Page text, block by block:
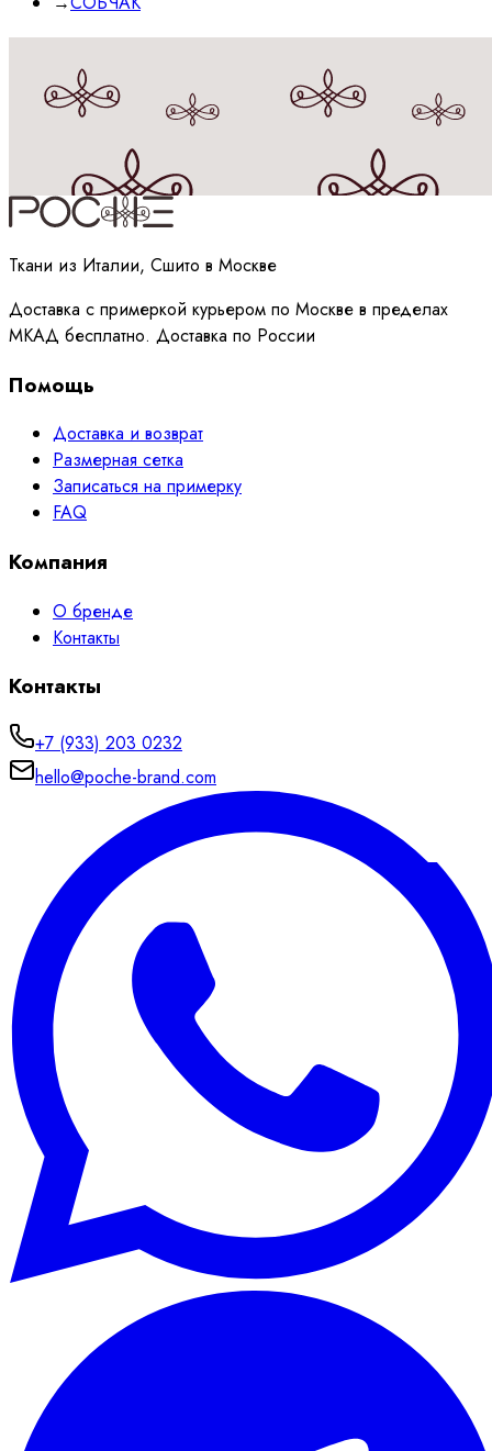
Принимаюполитикуобработки данных
Ткани из Италии, Сшито в Москве
Доставка с примеркой курьером по Москве в пределах
МКАД бесплатно. Доставка по России
Помощь
Доставка и возврат
Размерная сетка
Записаться на примерку
FAQ
Компания
О бренде
Контакты
Контакты
+7 (933) 203 0232
hello@poche-brand.com